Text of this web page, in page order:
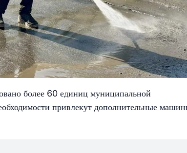
более 60 единиц муниципальной
привлекут дополнительные